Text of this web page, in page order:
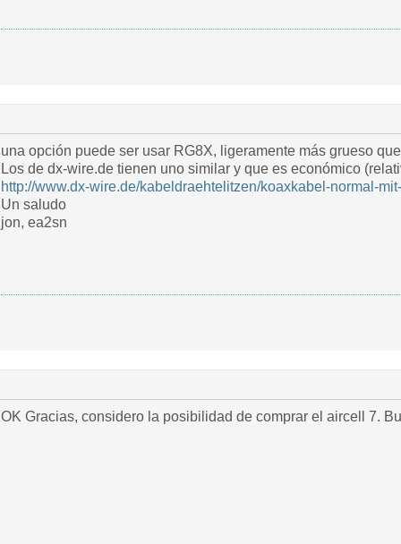
una opción puede ser usar RG8X, ligeramente más grueso
Los de dx-wire.de tienen uno similar y que es económico
http://www.dx-wire.de/kabeldraehtelitzen/koaxkabel-normal-
Un saludo
jon, ea2sn
OK Gracias, considero la posibilidad de comprar el aircell 7.